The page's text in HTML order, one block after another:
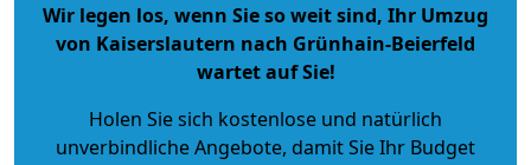
Wir legen los, wenn Sie so weit sind, Ihr Umzug
von Kaiserslautern nach Grünhain-Beierfeld
wartet auf Sie!
Holen Sie sich kostenlose und natürlich
unverbindliche Angebote, damit Sie Ihr Budget